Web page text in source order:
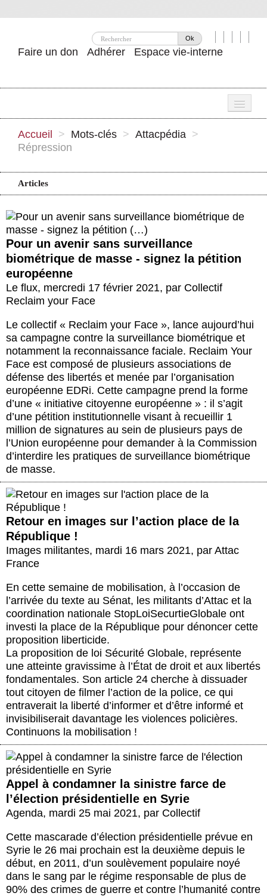
Ok
Faire un don Adhérer Espace vie-interne
Attac ?
Nos idées
Se mobiliser
Publications
Agenda
Actus et médias
Boutique
Accueil > Mots-clés > Attacpédia >
Répression
Articles
Pour un avenir sans surveillance
biométrique de masse - signez la pétition
européenne
Le flux, mercredi 17 février 2021, par Collectif
Reclaim your Face
Le collectif « Reclaim your Face », lance aujourd’hui
sa campagne contre la surveillance biométrique et
notamment la reconnaissance faciale. Reclaim Your
Face est composé de plusieurs associations de
défense des libertés et menée par l’organisation
européenne EDRi. Cette campagne prend la forme
d’une « initiative citoyenne européenne » : il s’agit
d’une pétition institutionnelle visant à recueillir 1
million de signatures au sein de plusieurs pays de
l’Union européenne pour demander à la Commission
d’interdire les pratiques de surveillance biométrique
de masse.
Retour en images sur l’action place de la
République !
Images militantes, mardi 16 mars 2021, par Attac
France
En cette semaine de mobilisation, à l’occasion de
l’arrivée du texte au Sénat, les militants d’Attac et la
coordination nationale StopLoiSecurtieGlobale ont
investi la place de la République pour dénoncer cette
proposition liberticide.
La proposition de loi Sécurité Globale, représente
une atteinte gravissime à l’État de droit et aux libertés
fondamentales. Son article 24 cherche à dissuader
tout citoyen de filmer l’action de la police, ce qui
entraverait la liberté d’informer et d’être informé et
invisibiliserait davantage les violences policières.
Continuons la mobilisation !
Appel à condamner la sinistre farce de
l’élection présidentielle en Syrie
Agenda, mardi 25 mai 2021, par Collectif
Cette mascarade d’élection présidentielle prévue en
Syrie le 26 mai prochain est la deuxième depuis le
début, en 2011, d’un soulèvement populaire noyé
dans le sang par le régime responsable de plus de
90% des crimes de guerre et contre l’humanité contre